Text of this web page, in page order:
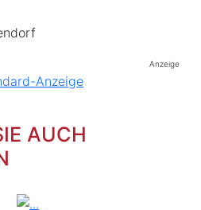
Anzeige
AUCH